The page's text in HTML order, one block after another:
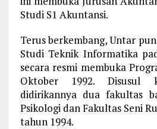
Studi S1 Akuntansi.
Terus berkembang, Untar
Studi Teknik Informatika
secara resmi membuka
Oktober 1992. Disusul
didirikannya dua fakultas
Psikologi dan Fakultas Seni
tahun 1994.